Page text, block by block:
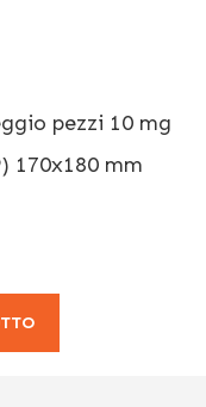
pezzi 10 mg
170x180 mm